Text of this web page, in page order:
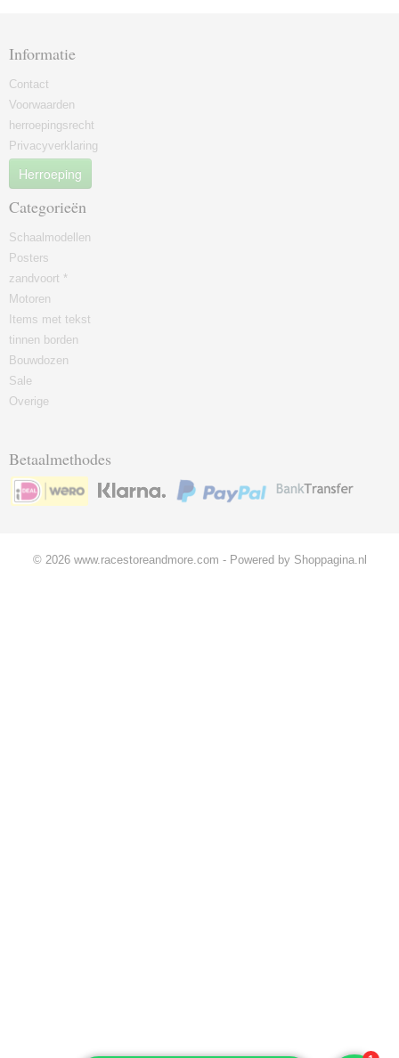
Informatie
Contact
Voorwaarden
herroepingsrecht
Privacyverklaring
Herroeping
Categorieën
Schaalmodellen
Posters
zandvoort *
Motoren
Items met tekst
tinnen borden
Bouwdozen
Sale
Overige
Betaalmethodes
© 2026 www.racestoreandmore.com - Powered by Shoppagina.nl